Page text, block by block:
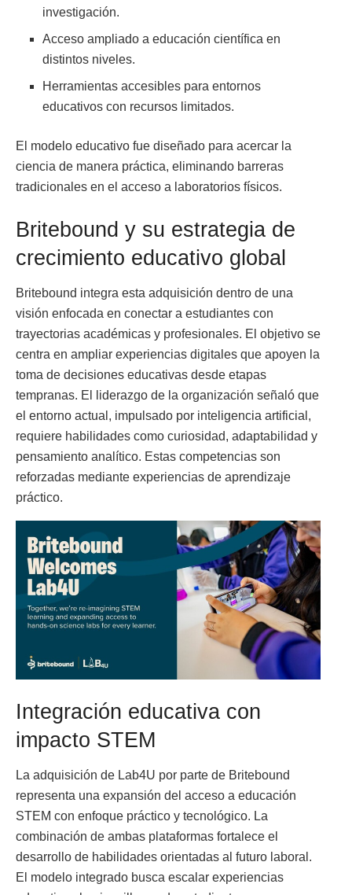
investigación.
Acceso ampliado a educación científica en
distintos niveles.
Herramientas accesibles para entornos
educativos con recursos limitados.
El modelo educativo fue diseñado para acercar la
ciencia de manera práctica, eliminando barreras
tradicionales en el acceso a laboratorios físicos.
Britebound y su estrategia de
crecimiento educativo global
Britebound integra esta adquisición dentro de una
visión enfocada en conectar a estudiantes con
trayectorias académicas y profesionales. El objetivo se
centra en ampliar experiencias digitales que apoyen la
toma de decisiones educativas desde etapas
tempranas. El liderazgo de la organización señaló que
el entorno actual, impulsado por inteligencia artificial,
requiere habilidades como curiosidad, adaptabilidad y
pensamiento analítico. Estas competencias son
reforzadas mediante experiencias de aprendizaje
práctico.
Integración educativa con
impacto STEM
La adquisición de Lab4U por parte de Britebound
representa una expansión del acceso a educación
STEM con enfoque práctico y tecnológico. La
combinación de ambas plataformas fortalece el
desarrollo de habilidades orientadas al futuro laboral.
El modelo integrado busca escalar experiencias